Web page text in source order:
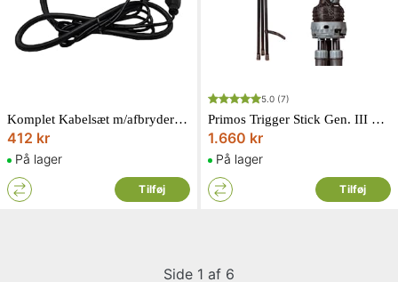
Komplet Kabelsæt m/afbryder Supertrap
412 kr
På lager
Tilføj
5.0 (7)
Primos Trigger Stick Gen. III Tall Tripod Onyx 61-157 cm
1.660 kr
På lager
Tilføj
Side 1 af 6